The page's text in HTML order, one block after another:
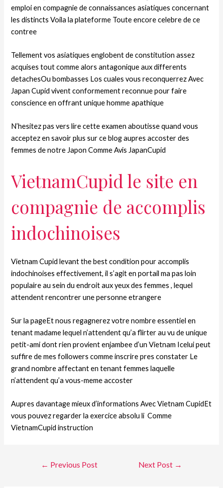
emploi en compagnie de connaissances asiatiques concernant
les distincts Voila la plateforme Toute encore celebre de ce
contree
Tellement vos asiatiques englobent de constitution assez
acquises tout comme alors antagonique aux differents
detachesOu bombasses Los cuales vous reconquerrez Avec
Japan Cupid vivent conformement reconnue pour faire
conscience en offrant unique homme apathique
N’hesitez pas vers lire cette examen aboutisse quand vous
acceptez en savoir plus sur ce blog aupres accoster des
femmes de notre Japon Comme Avis JapanCupid
VietnamCupid le site en
compagnie de accomplis
indochinoises
Vietnam Cupid levant the best condition pour accomplis
indochinoises effectivement, il s’agit en portail ma pas loin
populaire au sein du endroit aux yeux des femmes , lequel
attendent rencontrer une personne etrangere
Sur la pageEt nous regagnerez votre nombre essentiel en
tenant madame lequel n’attendent qu’a flirter au vu de unique
petit-ami dont rien provient enjambee d’un Vietnam Icelui peut
suffire de mes followers comme inscrire pres constater Le
grand nombre affectant en tenant femmes laquelle
n’attendent qu’a vous-meme accoster
Aupres davantage mieux d’informations Avec Vietnam CupidEt
vous pouvez regarder la exercice absolu li Comme
VietnamCupid instruction
← Previous Post Next Post →